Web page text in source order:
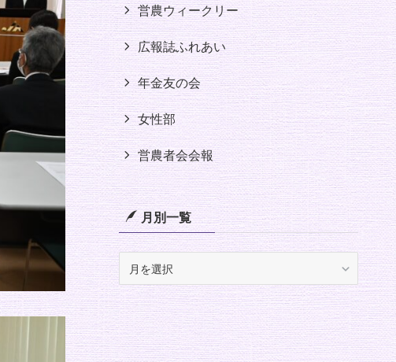
営農ウィークリー
広報誌ふれあい
年金友の会
女性部
営農者会会報
月別一覧
別
一
覧